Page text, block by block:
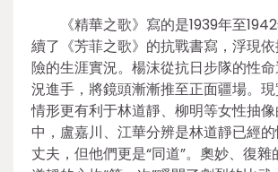
《精華之歌》寫的是1939年至
續了《芳菲之歌》的抗戰書寫，浮現
險的生涯實況。楊沫從抗日步隊的性
況進手，將鏡頭漸漸推至正面疆場。
情形更有利于林道靜、柳明等女性抽
中，盧嘉川、江華分辨是林道靜已經
丈夫，但他們更是“同道”。奧妙、復